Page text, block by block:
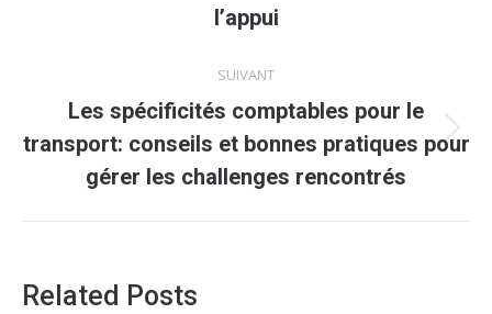
précédent
l’appui
SUIVANT
Article
suivant
Les spécificités comptables pour le
transport: conseils et bonnes pratiques pour
gérer les challenges rencontrés
Related Posts